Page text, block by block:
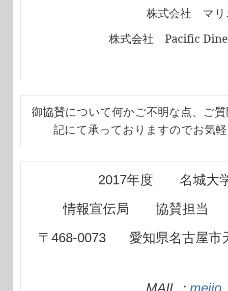
株式会社 マリ
株式会社 Pacific
御協賛について何かご不明な点、ご
記にて承っておりますのでお気
2017年度 名城大
情報宣伝局 協賛担当
〒468-0073 愛知県名古屋市
MAIL：